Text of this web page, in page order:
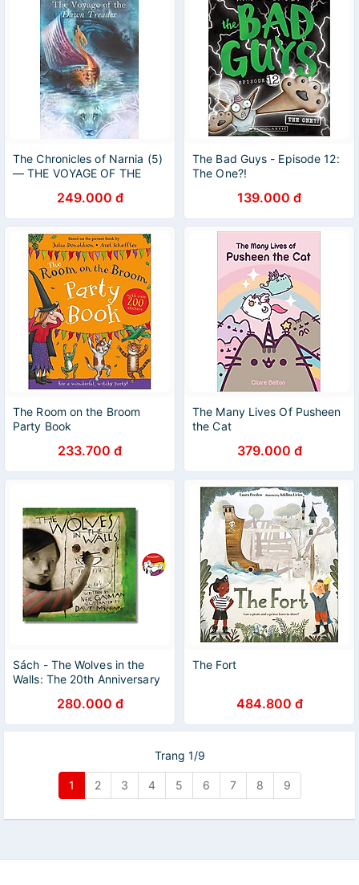
The Chronicles of Narnia (5)
— THE VOYAGE OF THE
249.000 đ
The Bad Guys - Episode 12:
The One?!
139.000 đ
The Room on the Broom
Party Book
233.700 đ
The Many Lives Of Pusheen
the Cat
379.000 đ
Sách - The Wolves in the
Walls: The 20th Anniversary
280.000 đ
The Fort
484.800 đ
Trang 1/9
1 2 3 4 5 6 7 8 9